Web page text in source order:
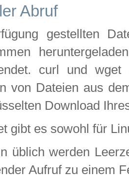
Abruf
gestellten
curl und wget
von Dateien aus
Download
gibt es sowohl für
üblich werden
Aufruf zu einem